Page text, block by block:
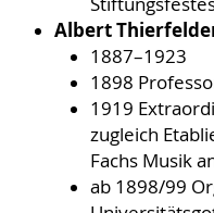
Albert
1887–1923
1898
1919
zugleich
Fachs Musik
ab 1898/99